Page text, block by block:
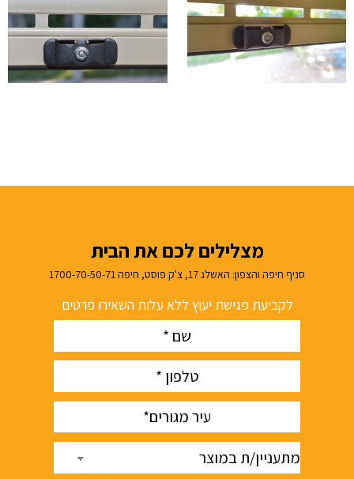
מצלילים לכם את הבית
סניף חיפה והצפון: האשלג 17, צ'ק פוסט, חיפה 1700-70-50-71
לקביעת פגישת יעוץ ללא עלות השאירו פרטים
Name
phone
עיר
מתעניין/ת
במוצר